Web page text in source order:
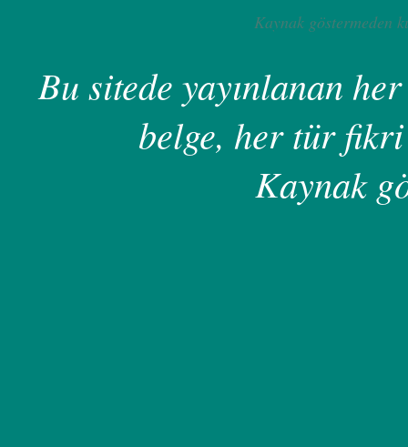
Kaynak göstermeden
Bu sitede yayınlanan
belge, her tür
Kaynak